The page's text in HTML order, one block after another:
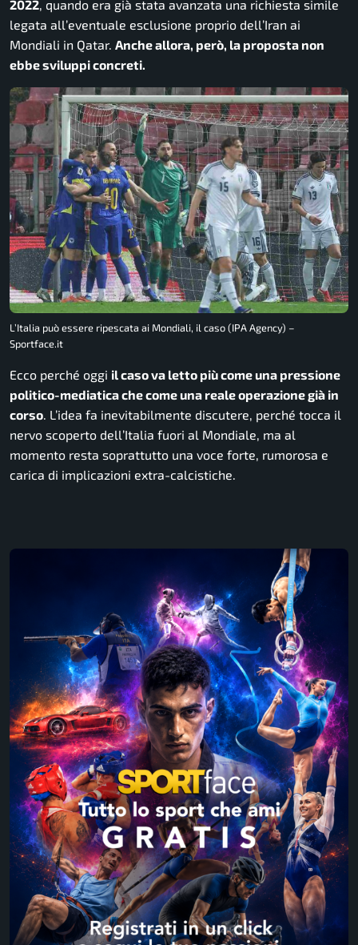
2022 , quando era già stata avanzata una richiesta simile
legata all’eventuale esclusione proprio dell’Iran ai
Mondiali in Qatar. Anche allora, però, la proposta non
ebbe sviluppi concreti.
L’Italia può essere ripescata ai Mondiali, il caso (IPA Agency) –
Sportface.it
Ecco perché oggi il caso va letto più come una pressione
politico-mediatica che come una reale operazione già in
corso. L’idea fa inevitabilmente discutere, perché tocca il
nervo scoperto dell’Italia fuori al Mondiale, ma al
momento resta soprattutto una voce forte, rumorosa e
carica di implicazioni extra-calcistiche.